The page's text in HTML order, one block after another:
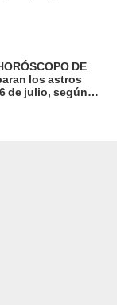
DE
los astros
de julio, según